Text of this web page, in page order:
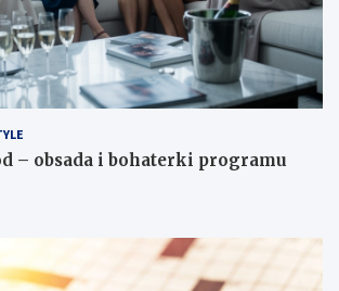
– obsada i bohaterki programu